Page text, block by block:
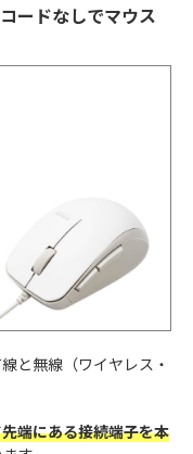
ードなしでマウス
と無線（ワイヤレス・
端にある接続端子を本